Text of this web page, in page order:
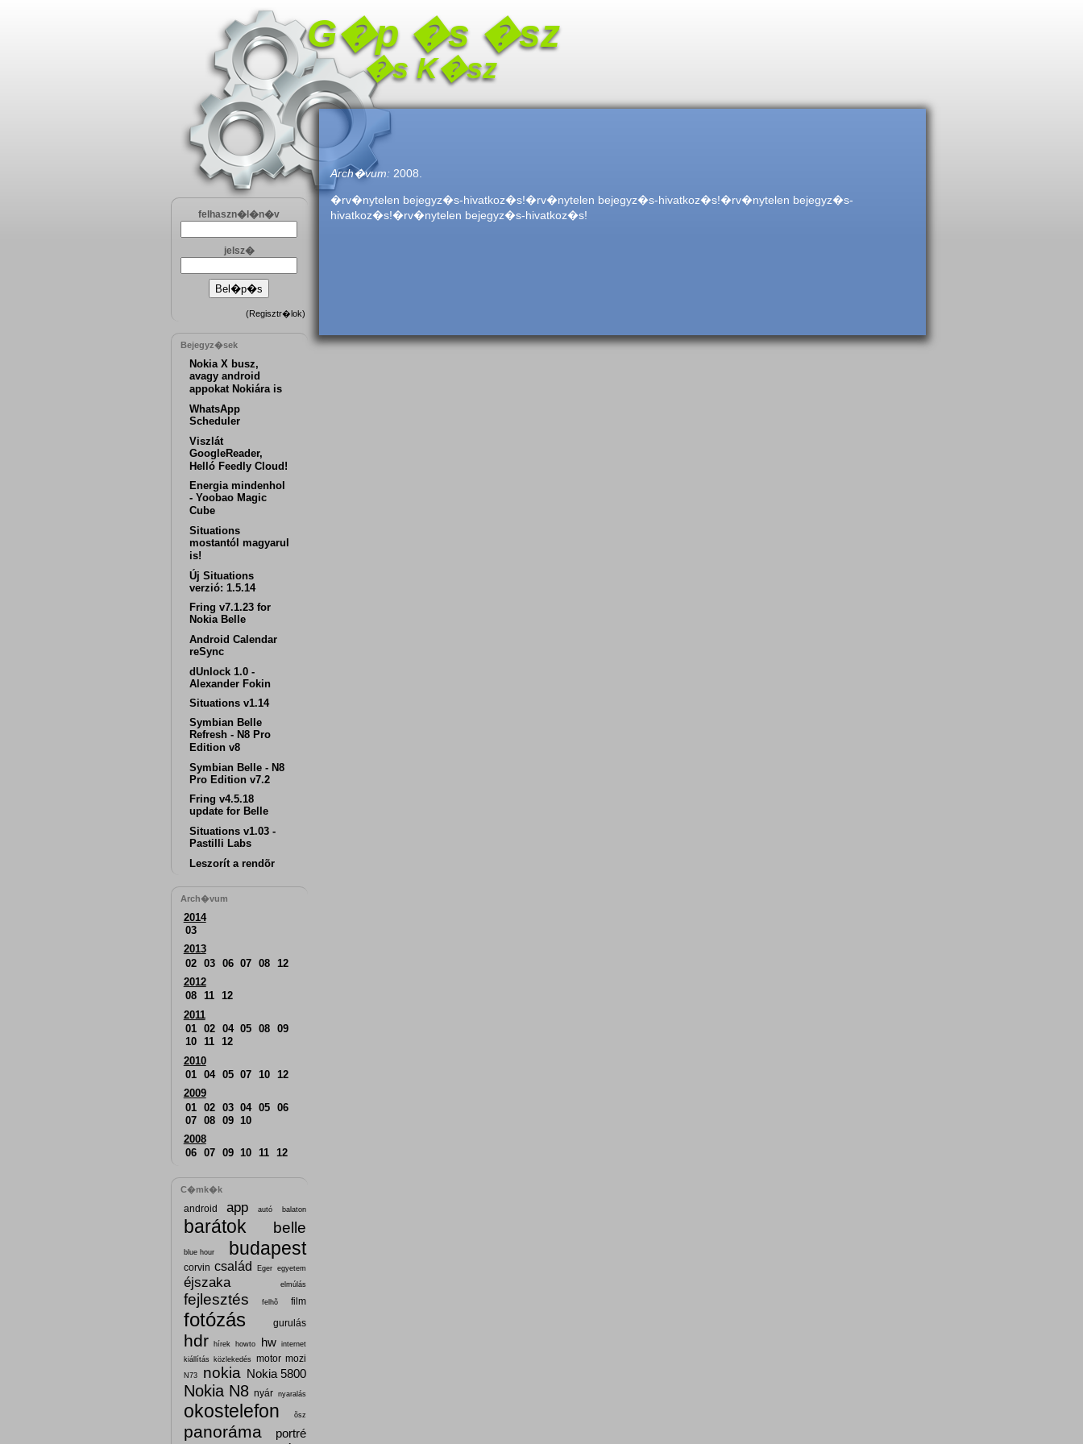
G�p �s �sz
�s K�sz
felhaszn�l�n�v
jelsz�
(Regisztr�lok)
Bejegyz�sek
Nokia X busz,
avagy android
appokat Nokiára is
WhatsApp
Scheduler
Viszlát
GoogleReader,
Helló Feedly Cloud!
Energia mindenhol
- Yoobao Magic
Cube
Situations
mostantól magyarul
is!
Új Situations
verzió: 1.5.14
Fring v7.1.23 for
Nokia Belle
Android Calendar
reSync
dUnlock 1.0 -
Alexander Fokin
Situations v1.14
Symbian Belle
Refresh - N8 Pro
Edition v8
Symbian Belle - N8
Pro Edition v7.2
Fring v4.5.18
update for Belle
Situations v1.03 -
Pastilli Labs
Leszorít a rendõr
Arch�vum
2014
03
2013
02 03 06 07 08
12
2012
08 11
12
2011
01 02 04 05 08 09
10 11
12
2010
01 04 05 07 10 12
2009
01 02 03 04 05 06
07 08 09
10
2008
06 07 09 10 11 12
C�mk�k
android app autó balaton
barátok belle
blue hour budapest
corvin család Eger egyetem
éjszaka elmúlás
fejlesztés felhõ film
fotózás gurulás
hdr hírek howto hw
internet
kiállítás
közlekedés motor mozi
N73 nokia Nokia 5800
Nokia N8 nyár nyaralás
okostelefon õsz
panoráma portré
Arch�vum: 2008.
�rv�nytelen bejegyz�s-hivatkoz�s!�rv�nytelen bejegyz�s-hivatkoz�s!�rv�nytelen bejegyz�s-
hivatkoz�s!�rv�nytelen bejegyz�s-hivatkoz�s!